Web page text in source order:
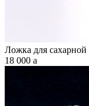
Ложка для
18 000 a